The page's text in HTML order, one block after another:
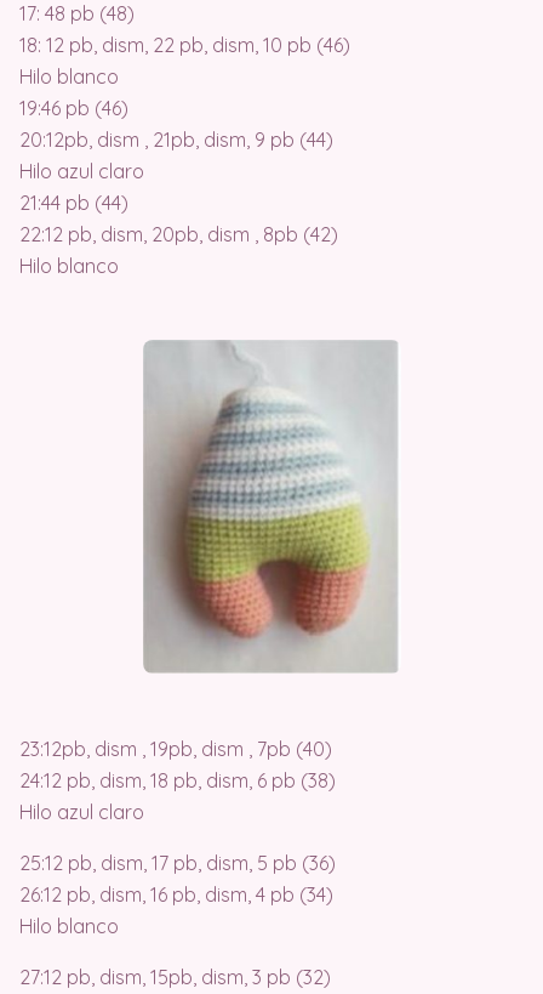
17: 48 pb (48)
18: 12 pb, dism, 22 pb, dism, 10 pb (46)
Hilo blanco
19:46 pb (46)
20:12pb, dism , 21pb, dism, 9 pb (44)
Hilo azul claro
21:44 pb (44)
22:12 pb, dism, 20pb, dism , 8pb (42)
Hilo blanco
23:12pb, dism , 19pb, dism , 7pb (40)
24:12 pb, dism, 18 pb, dism, 6 pb (38)
Hilo azul claro
25:12 pb, dism, 17 pb, dism, 5 pb (36)
26:12 pb, dism, 16 pb, dism, 4 pb (34)
Hilo blanco
27:12 pb, dism, 15pb, dism, 3 pb (32)